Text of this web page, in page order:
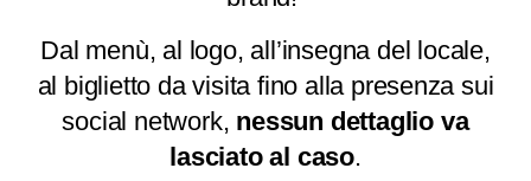
Dal menù, al logo, all’insegna del locale,
al biglietto da visita fino alla presenza sui
social network, nessun dettaglio va
lasciato al caso.